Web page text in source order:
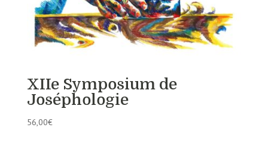
XIIe Symposium de
Joséphologie
56,00€